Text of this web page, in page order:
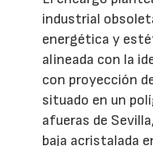
industrial
energética y
alineada con la
con proyección
situado en un
afueras de
baja acristalada